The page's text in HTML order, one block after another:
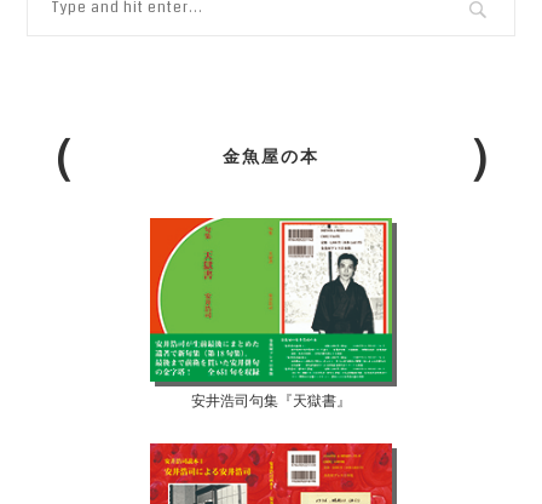
金魚屋の本
安井浩司句集『天獄書』